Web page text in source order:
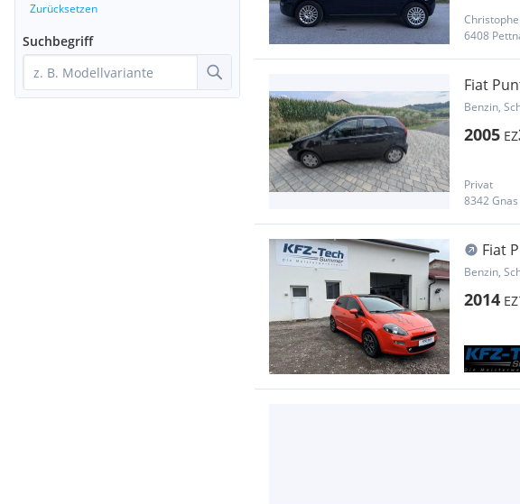
6408
Fiat
Benzin,
2005 EZ
Privat
8342 Gnas
Fiat
Benzin,
2014 EZ
Zurücksetzen
Suchbegriff